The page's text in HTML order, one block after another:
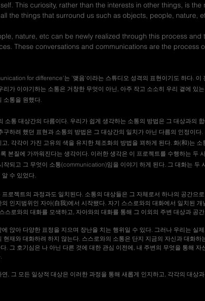
This curiosity, rather than the interests in other things, is
the things that surround us such as objects, people, nature,
nature, etc can be newly realized through this process
These conversations and communications are the process
for difference'는 ’맺음‘이라는 스튜디오 성격의 표현이기도 하다.
가 이야기하는 소통은 거창한 무엇이 아닌, 아주 작고 소소히 우리 곁에 있
소통을 원했다.
소통 대상간의 다름이다. 우리가 쉽게 생각하는 소통의 방법은 그 대상과의
하려 했던 표현과 소통의 방법은 그 대상간의 일치가 아닌 다름의 인정이
, 각각이 가진 고유의 색을 유지한 체조화의 방법을 꾀하게 된다. 화(和)는
본질에 가까워진다는 생각이다. 이러한 생각은 이 프로젝트를 수행하는 두
작되고 그 무엇이 소통(communication)임을 이야기 하게 된다. 그 대화는 두
수 있었다.
로젝트의 과정과도 일치된다. 소통의 대상들은 그 자체로서 하나의 공간으
인지범위인 자아(自我)에서 시작됐다. 자기 스스로와의 대화에서 일치된
스로와의 대화를 모색하고, 자아와의 대화를 통해 그 이외의 주변 대상과 공
앉아 다양한 표정을 지으며 장난을 치는 행위일 수 있다. 그러나 우리는 실
재와 대화하려 하지 않는다. 스스로와의 소통은 단지 지금의 자신과 대화
. 그 호기심은 나 아닌 다른 것에 대한 관심 이전에, 내 주변의 무엇을 통해
, 그 모든 일상적 대상은 이러한 과정을 통해 새롭게 인지하고, 각각의 대상